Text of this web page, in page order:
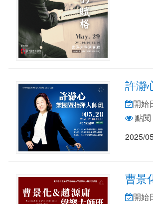
許瀞
開始
點閱
2025/
曹景
開始